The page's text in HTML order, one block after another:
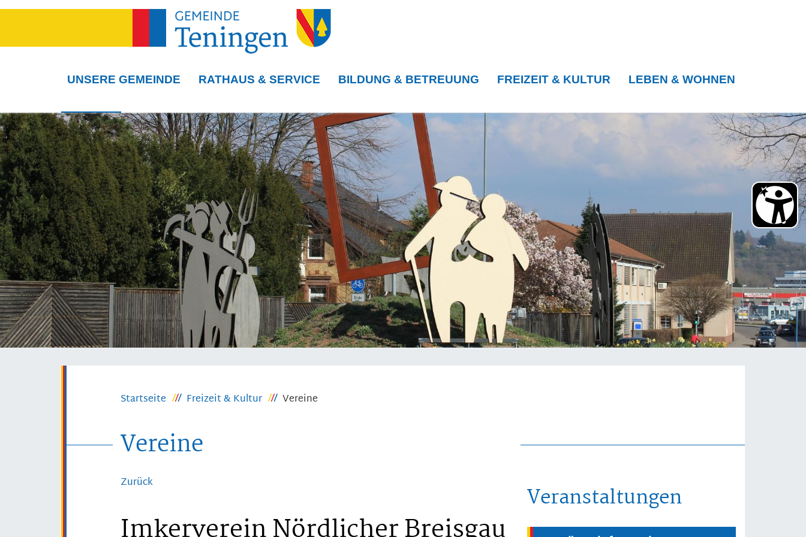
UNSERE GEMEINDE RATHAUS & SERVICE BILDUNG & BETREUUNG FREIZEIT & KULTUR LEBEN & WOHNEN
Startseite Freizeit & Kultur Vereine
Vereine
Zurück Veranstaltungen